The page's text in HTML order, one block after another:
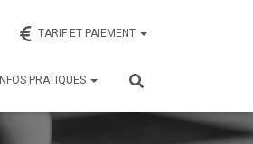
TARIF ET PAIEMENT
INFOS PRATIQUES